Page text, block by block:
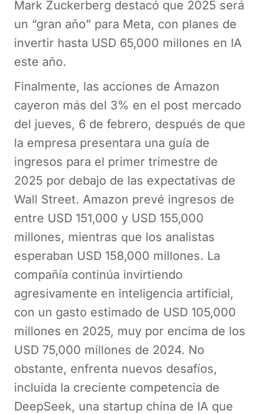
Mark Zuckerberg destacó que 2025 será
un “gran año” para Meta, con planes de
invertir hasta USD 65,000 millones en IA
este año.
Finalmente, las acciones de Amazon
cayeron más del 3% en el post mercado
del jueves, 6 de febrero, después de que
la empresa presentara una guía de
ingresos para el primer trimestre de
2025 por debajo de las expectativas de
Wall Street. Amazon prevé ingresos de
entre USD 151,000 y USD 155,000
millones, mientras que los analistas
esperaban USD 158,000 millones. La
compañía continúa invirtiendo
agresivamente en inteligencia artificial,
con un gasto estimado de USD 105,000
millones en 2025, muy por encima de los
USD 75,000 millones de 2024. No
obstante, enfrenta nuevos desafíos,
incluida la creciente competencia de
DeepSeek, una startup china de IA que